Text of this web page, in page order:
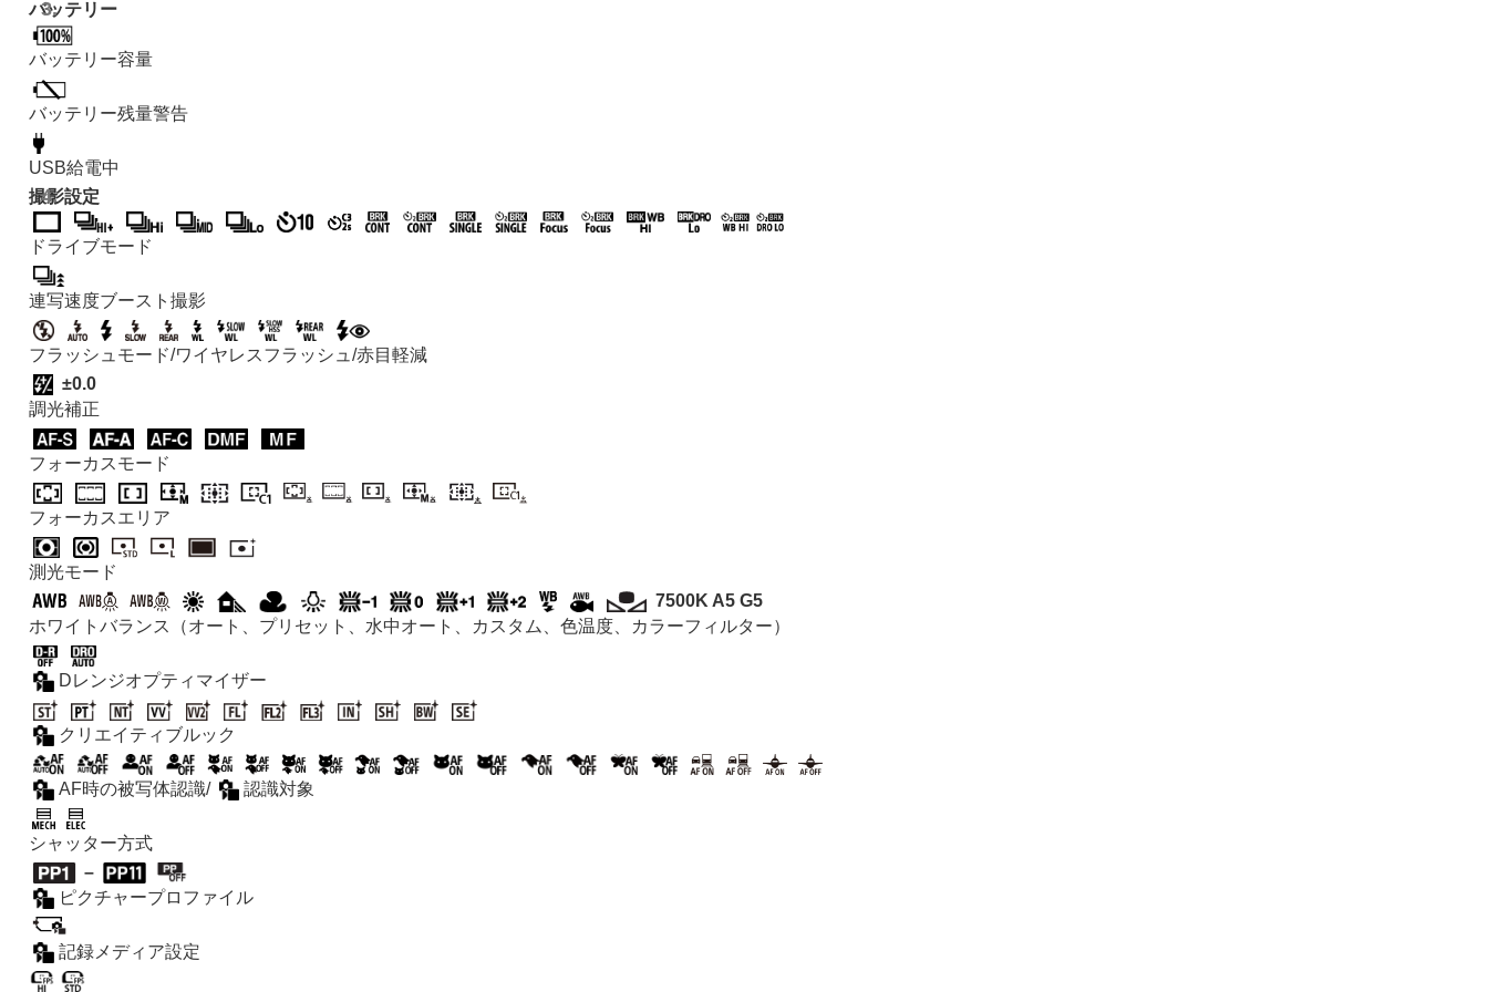
バッテリー
バッテリー容量
バッテリー残量警告
USB給電中
撮影設定
ドライブモード
連写速度ブースト撮影
フラッシュモード/ワイヤレスフラッシュ/赤目軽減
±0.0
調光補正
フォーカスモード
フォーカスエリア
測光モード
7500K A5 G5
ホワイトバランス（オート、プリセット、水中オート、カスタム、色温度、カラーフィルター）
Dレンジオプティマイザー
クリエイティブルック
AF時の被写体認識/ 認識対象
シャッター方式
–
ピクチャープロファイル
記録メディア設定